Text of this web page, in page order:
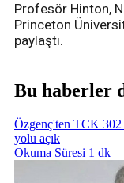
Profesör Hinton,
Princeton
paylaştı.
Bu haberler
Özgenç'ten TCK 302
yolu açık
Okuma Süresi 1 dk